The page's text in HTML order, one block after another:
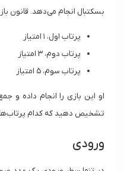
بسکتبال انجام می‌دهد. قانون
پرتاب اول، ۱ امتیاز
پرتاب دوم، ۳ امتیاز
پرتاب سوم، ۵ امتیاز
او این بازی را انجام داده و
تشخیص دهید که کدام
ورودی